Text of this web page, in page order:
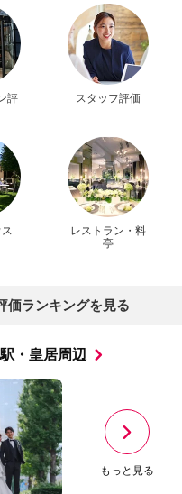
評
スタッフ評価
レストラン・料
亭
価ランキングを見る
・皇居周辺
もっと見る